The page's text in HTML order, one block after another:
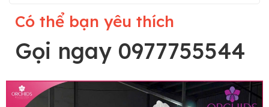
Có thể bạn yêu thích
Gọi ngay 0977755544